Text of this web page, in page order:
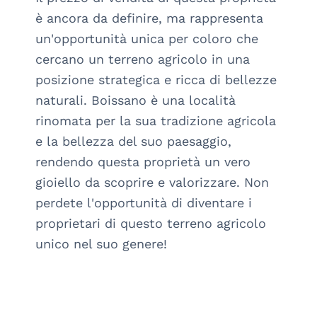
è ancora da definire, ma rappresenta
un'opportunità unica per coloro che
cercano un terreno agricolo in una
posizione strategica e ricca di bellezze
naturali. Boissano è una località
rinomata per la sua tradizione agricola
e la bellezza del suo paesaggio,
rendendo questa proprietà un vero
gioiello da scoprire e valorizzare. Non
perdete l'opportunità di diventare i
proprietari di questo terreno agricolo
unico nel suo genere!